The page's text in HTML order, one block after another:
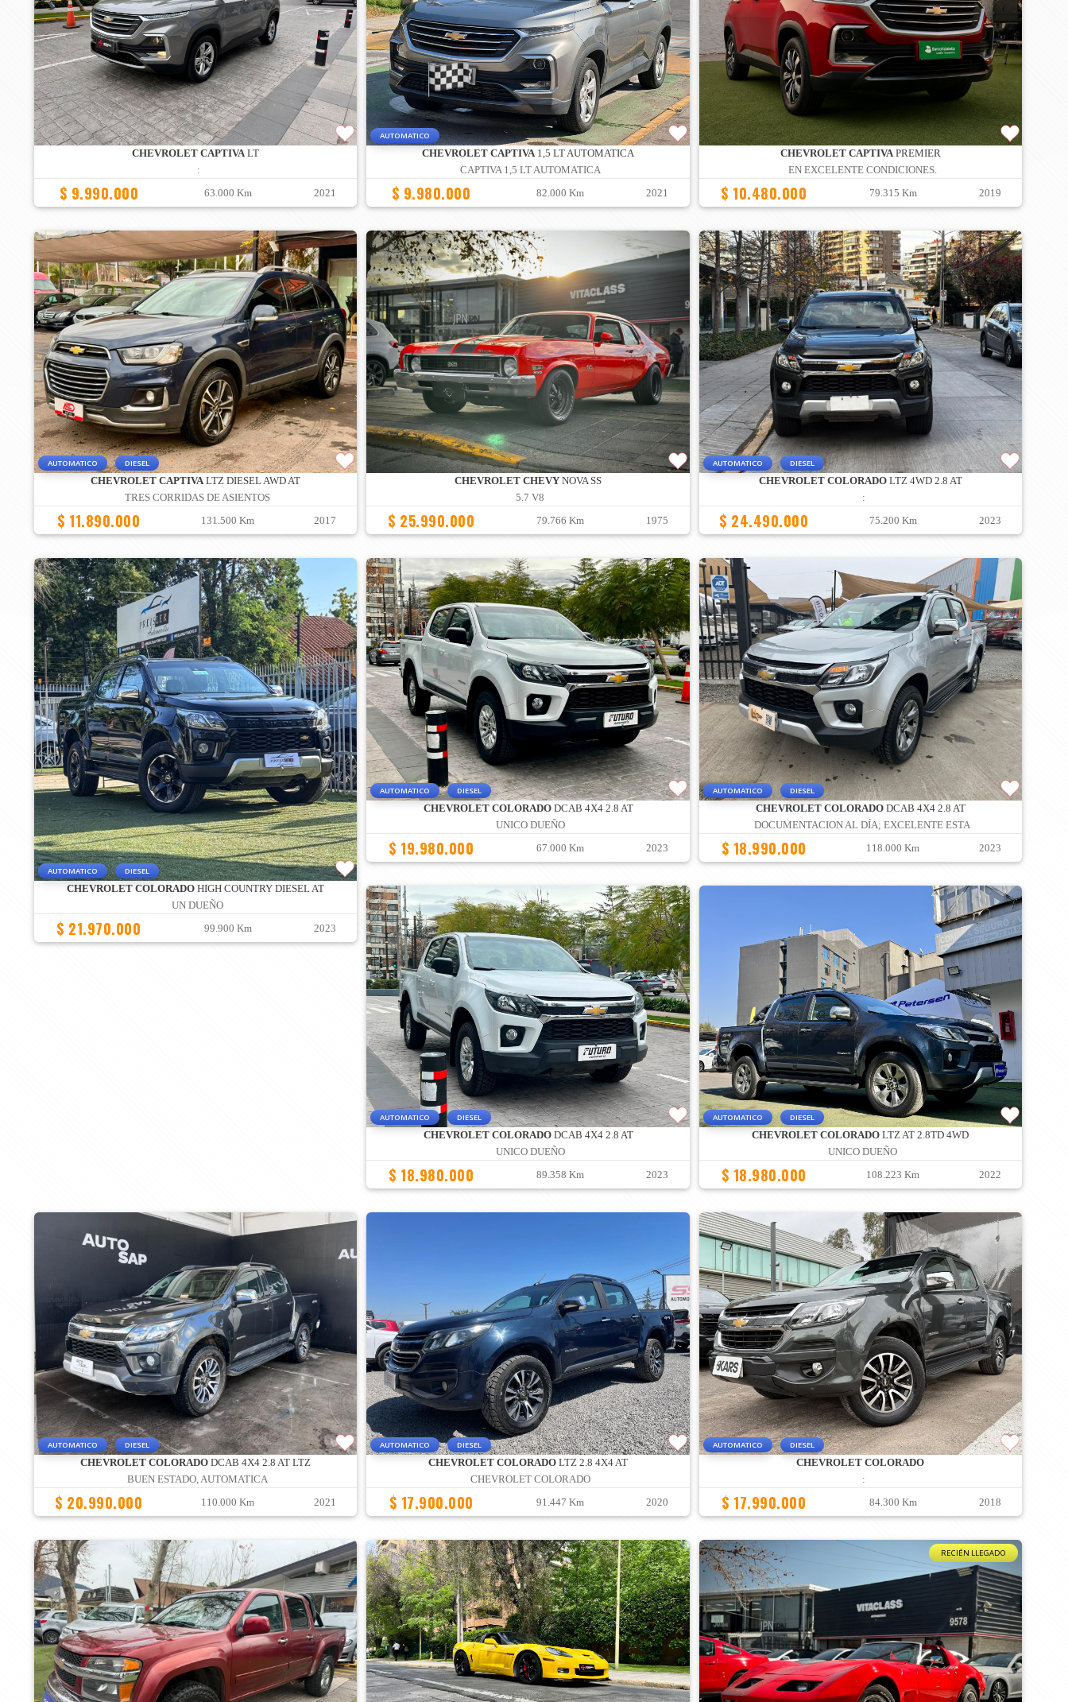
CHEVROLET CAPTIVALT
:
$ 9.990.000 63.000 Km 2021
AUTOMATICO
CHEVROLET CAPTIVA1,5 LT AUTOMATICA
CAPTIVA 1,5 LT AUTOMATICA
$ 9.980.000 82.000 Km 2021
CHEVROLET CAPTIVAPREMIER
EN EXCELENTE CONDICIONES.
$ 10.480.000 79.315 Km 2019
AUTOMATICO DIESEL
CHEVROLET CAPTIVA LTZ DIESEL AWD AT
TRES CORRIDAS DE ASIENTOS
$ 11.890.000 131.500 Km 2017
CHEVROLET CHEVY NOVA SS
5.7 V8
$ 25.990.000 79.766 Km 1975
AUTOMATICO DIESEL
CHEVROLET COLORADOLTZ 4WD 2.8 AT
:
$ 24.490.000 75.200 Km 2023
AUTOMATICO DIESEL
CHEVROLET COLORADO HIGH COUNTRY DIESEL AT
UN DUEÑO
$ 21.970.000 99.900 Km 2023
AUTOMATICO DIESEL
CHEVROLET COLORADODCAB 4X4 2.8 AT
UNICO DUEÑO
$ 19.980.000 67.000 Km 2023
AUTOMATICO DIESEL
CHEVROLET COLORADODCAB 4X4 2.8 AT
DOCUMENTACION AL DÍA; EXCELENTE ESTA
$ 18.990.000 118.000 Km 2023
AUTOMATICO DIESEL
CHEVROLET COLORADODCAB 4X4 2.8 AT
UNICO DUEÑO
$ 18.980.000 89.358 Km 2023
AUTOMATICO DIESEL
CHEVROLET COLORADO LTZ AT 2.8TD 4WD
UNICO DUEÑO
$ 18.980.000 108.223 Km 2022
AUTOMATICO DIESEL
CHEVROLET COLORADO DCAB 4X4 2.8 AT LTZ
BUEN ESTADO, AUTOMATICA
$ 20.990.000 110.000 Km 2021
AUTOMATICO DIESEL
CHEVROLET COLORADO LTZ 2.8 4X4 AT
CHEVROLET COLORADO
$ 17.900.000 91.447 Km 2020
AUTOMATICO DIESEL
CHEVROLET COLORADO
:
$ 17.990.000 84.300 Km 2018
RECIÉN LLEGADO